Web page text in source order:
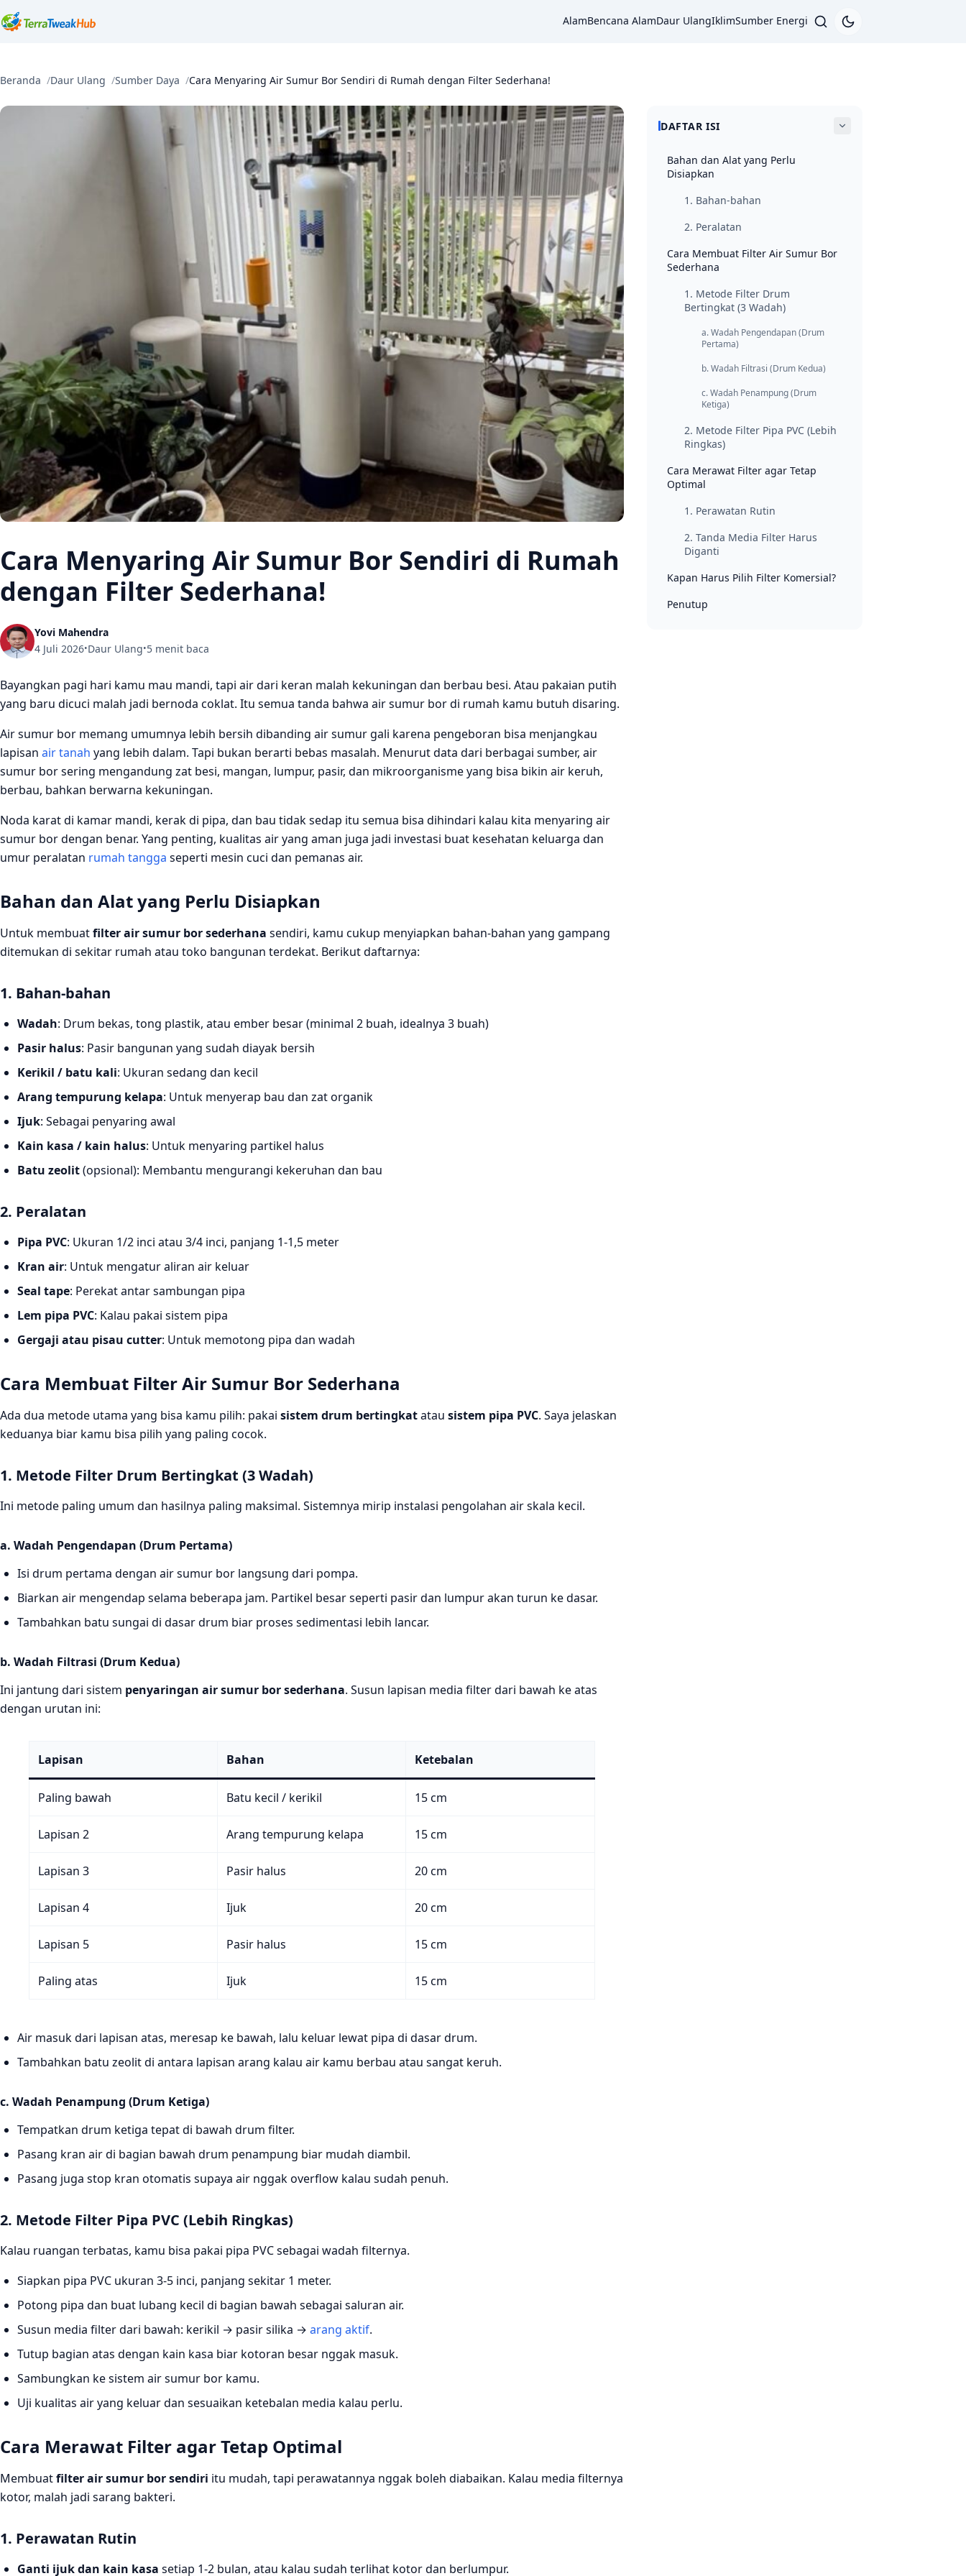
AlamBencana AlamDaur UlangIklimSumber Energi
Beranda Daur Ulang Sumber Daya Cara Menyaring Air Sumur Bor Sendiri di Rumah dengan Filter Sederhana!
Cara Menyaring Air Sumur Bor Sendiri di Rumah
dengan Filter Sederhana!
Yovi Mahendra
4 Juli 2026•Daur Ulang•5 menit baca
Bayangkan pagi hari kamu mau mandi, tapi air dari keran malah kekuningan dan berbau besi. Atau pakaian putih
yang baru dicuci malah jadi bernoda coklat. Itu semua tanda bahwa air sumur bor di rumah kamu butuh disaring.
Air sumur bor memang umumnya lebih bersih dibanding air sumur gali karena pengeboran bisa menjangkau
lapisan air tanah yang lebih dalam. Tapi bukan berarti bebas masalah. Menurut data dari berbagai sumber, air
sumur bor sering mengandung zat besi, mangan, lumpur, pasir, dan mikroorganisme yang bisa bikin air keruh,
berbau, bahkan berwarna kekuningan.
Noda karat di kamar mandi, kerak di pipa, dan bau tidak sedap itu semua bisa dihindari kalau kita menyaring air
sumur bor dengan benar. Yang penting, kualitas air yang aman juga jadi investasi buat kesehatan keluarga dan
umur peralatan rumah tangga seperti mesin cuci dan pemanas air.
Bahan dan Alat yang Perlu Disiapkan
Untuk membuatfilter air sumur bor sederhana sendiri, kamu cukup menyiapkan bahan-bahan yang gampang
ditemukan di sekitar rumah atau toko bangunan terdekat. Berikut daftarnya:
1. Bahan-bahan
Wadah: Drum bekas, tong plastik, atau ember besar (minimal 2 buah, idealnya 3 buah)
Pasir halus: Pasir bangunan yang sudah diayak bersih
Kerikil / batu kali: Ukuran sedang dan kecil
Arang tempurung kelapa: Untuk menyerap bau dan zat organik
Ijuk: Sebagai penyaring awal
Kain kasa / kain halus: Untuk menyaring partikel halus
Batu zeolit(opsional): Membantu mengurangi kekeruhan dan bau
2. Peralatan
Pipa PVC: Ukuran 1/2 inci atau 3/4 inci, panjang 1-1,5 meter
Kran air: Untuk mengatur aliran air keluar
Seal tape: Perekat antar sambungan pipa
Lem pipa PVC: Kalau pakai sistem pipa
Gergaji atau pisau cutter: Untuk memotong pipa dan wadah
Cara Membuat Filter Air Sumur Bor Sederhana
Ada dua metode utama yang bisa kamu pilih: pakai sistem drum bertingkatatau sistem pipa PVC. Saya jelaskan
keduanya biar kamu bisa pilih yang paling cocok.
1. Metode Filter Drum Bertingkat (3 Wadah)
Ini metode paling umum dan hasilnya paling maksimal. Sistemnya mirip instalasi pengolahan air skala kecil.
a. Wadah Pengendapan (Drum Pertama)
Isi drum pertama dengan air sumur bor langsung dari pompa.
Biarkan air mengendap selama beberapa jam. Partikel besar seperti pasir dan lumpur akan turun ke dasar.
Tambahkan batu sungai di dasar drum biar proses sedimentasi lebih lancar.
b. Wadah Filtrasi (Drum Kedua)
Ini jantung dari sistem penyaringan air sumur bor sederhana. Susun lapisan media filter dari bawah ke atas
dengan urutan ini:
Lapisan Bahan Ketebalan
Paling bawah Batu kecil / kerikil 15 cm
Lapisan 2 Arang tempurung kelapa 15 cm
Lapisan 3 Pasir halus 20 cm
Lapisan 4 Ijuk 20 cm
Lapisan 5 Pasir halus 15 cm
Paling atas Ijuk 15 cm
Air masuk dari lapisan atas, meresap ke bawah, lalu keluar lewat pipa di dasar drum.
Tambahkan batu zeolit di antara lapisan arang kalau air kamu berbau atau sangat keruh.
c. Wadah Penampung (Drum Ketiga)
Tempatkan drum ketiga tepat di bawah drum filter.
Pasang kran air di bagian bawah drum penampung biar mudah diambil.
Pasang juga stop kran otomatis supaya air nggak overflow kalau sudah penuh.
2. Metode Filter Pipa PVC (Lebih Ringkas)
Kalau ruangan terbatas, kamu bisa pakai pipa PVC sebagai wadah filternya.
Siapkan pipa PVC ukuran 3-5 inci, panjang sekitar 1 meter.
Potong pipa dan buat lubang kecil di bagian bawah sebagai saluran air.
Susun media filter dari bawah: kerikil → pasir silika → arang aktif.
Tutup bagian atas dengan kain kasa biar kotoran besar nggak masuk.
Sambungkan ke sistem air sumur bor kamu.
Uji kualitas air yang keluar dan sesuaikan ketebalan media kalau perlu.
Cara Merawat Filter agar Tetap Optimal
Membuatfilter air sumur bor sendiri itu mudah, tapi perawatannya nggak boleh diabaikan. Kalau media filternya
kotor, malah jadi sarang bakteri.
1. Perawatan Rutin
Ganti ijuk dan kain kasa setiap 1-2 bulan, atau kalau sudah terlihat kotor dan berlumpur.
DAFTAR ISI
Bahan dan Alat yang Perlu
Disiapkan
1. Bahan-bahan
2. Peralatan
Cara Membuat Filter Air Sumur Bor
Sederhana
1. Metode Filter Drum
Bertingkat (3 Wadah)
a. Wadah Pengendapan (Drum
Pertama)
b. Wadah Filtrasi (Drum Kedua)
c. Wadah Penampung (Drum
Ketiga)
2. Metode Filter Pipa PVC (Lebih
Ringkas)
Cara Merawat Filter agar Tetap
Optimal
1. Perawatan Rutin
2. Tanda Media Filter Harus
Diganti
Kapan Harus Pilih Filter Komersial?
Penutup